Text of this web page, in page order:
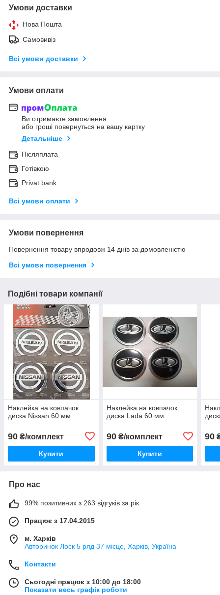
Умови доставки
Нова Пошта
Самовивіз
Всі умови доставки
Умови оплати
Ви отримаєте замовлення
або гроші повернуться на вашу картку
Детальніше
Післяплата
Готівкою
Privat bank
Всі умови оплати
Умови повернення
Повернення товару впродовж 14 днів за домовленістю
Всі умови повернення
Подібні товари компанії
Наклейка на ковпачок
диска Nissan 60 мм
90 ₴/комплект
Купити
Наклейка на ковпачок
диска Lada 60 мм
90₴/комплект
Купити
90
Про нас
99% позитивних з 263 відгуків за рік
Працює з 17.04.2015
м. Харків
Авторинок Лоск 5 ряд 37 місце, Харків, Україна
Контакти
Сьогодні працює з 10:00 до 18:00
Показати весь графік роботи